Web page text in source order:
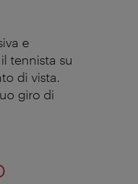
e
tennista su
di vista.
giro di